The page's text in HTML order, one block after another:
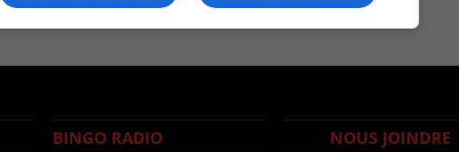
BINGO RADIO NOUS JOINDRE